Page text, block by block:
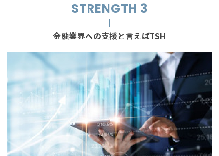
STRENGTH 3
金融業界への支援と言えばTSH